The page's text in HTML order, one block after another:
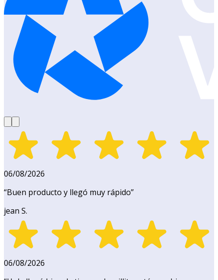
06/08/2026
“Buen producto y llegó muy rápido”
jean S.
06/08/2026